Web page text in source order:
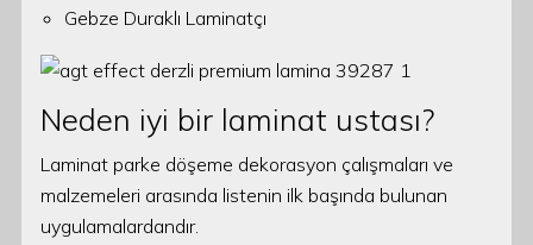
Gebze Duraklı Laminatçı
Neden iyi bir laminat ustası?
Laminat parke döşeme dekorasyon çalışmaları ve
malzemeleri arasında listenin ilk başında bulunan
uygulamalardandır.